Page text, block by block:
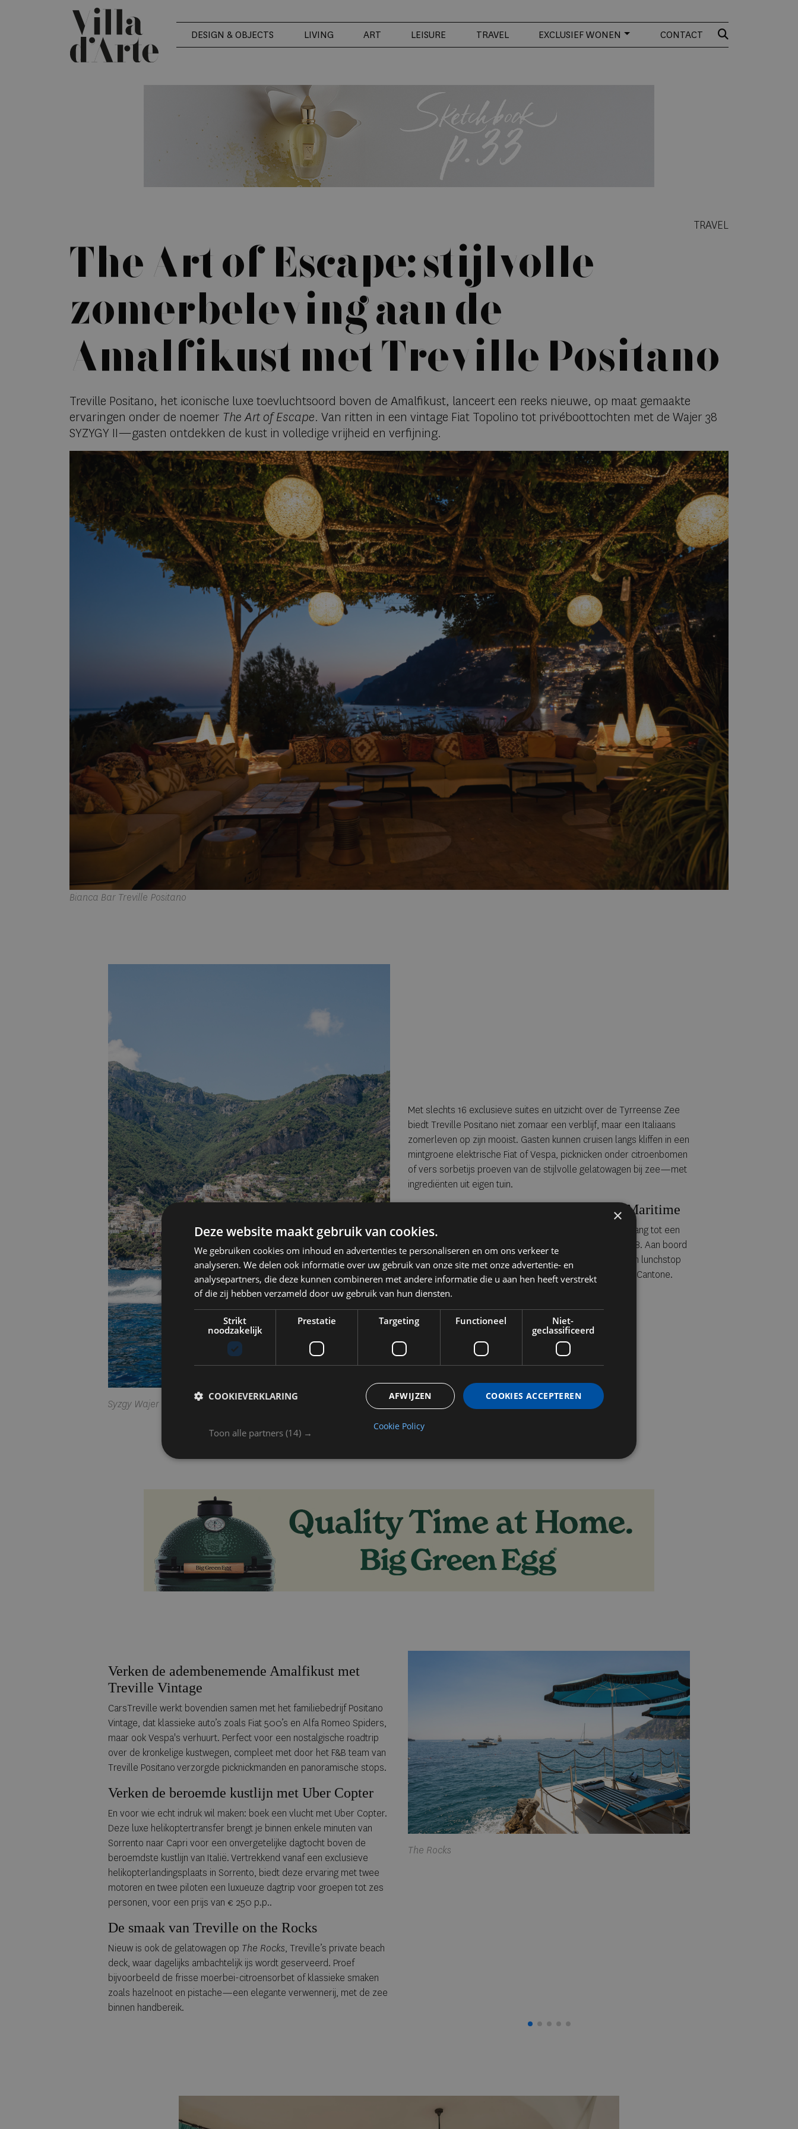
DESIGN & OBJECTS LIVING ART LEISURE TRAVEL EXCLUSIEF WONEN CONTACT
TRAVEL
The Art of Escape: stijlvolle
zomerbeleving aan de
Amalfikust met Treville Positano
Treville Positano, het iconische luxe toevluchtsoord boven de Amalfikust, lanceert een reeks nieuwe, op maat gemaakte
ervaringen onder de noemer The Art of Escape. Van ritten in een vintage Fiat Topolino tot privéboottochten met de Wajer 38
SYZYGY II—gasten ontdekken de kust in volledige vrijheid en verfijning.
Bianca Bar Treville Positano
Syzgy Wajer II
Terras van de Zeffirelli Suite
Met slechts 16 exclusieve suites en uitzicht over de Tyrreense Zee
biedt Treville Positano niet zomaar een verblijf, maar een Italiaans
zomerleven op zijn mooist. Gasten kunnen cruisen langs kliffen in een
mintgroene elektrische Fiat of Vespa, picknicken onder citroenbomen
of vers sorbetijs proeven van de stijlvolle gelatowagen bij zee—met
ingrediënten uit eigen tuin.
Maak de mooiste mijlen met Treville Maritime
Voor liefhebbers van varen biedt
toegang tot een
eigen vloot met o.a. de luxe Bluegame 62 en de Wajer 38. Aan boord
geniet je van zonnebaden, snorkelen, rosé op dek of een lunchstop
bij het legendarische restaurantLo Scoglioin Marina del Cantone.
Verken de adembenemende Amalfikust met
Treville Vintage
CarsTreville werkt bovendien samen met het familiebedrijf Positano
Vintage, dat klassieke auto’s zoals Fiat 500’s en Alfa Romeo Spiders,
maar ook Vespa's verhuurt. Perfect voor een nostalgische roadtrip
over de kronkelige kustwegen, compleet met door het F&B team van
Treville Positano verzorgde picknickmanden en panoramische stops.
Verken de beroemde kustlijn met Uber Copter
En voor wie echt indruk wil maken: boek een vlucht met Uber Copter.
Deze luxe helikoptertransfer brengt je binnen enkele minuten van
Sorrento naar Capri voor een onvergetelijke dagtocht boven de
beroemdste kustlijn van Italië. Vertrekkend vanaf een exclusieve
helikopterlandingsplaats in Sorrento, biedt deze ervaring met twee
motoren en twee piloten een luxueuze dagtrip voor groepen tot zes
personen, voor een prijs van € 250 p.p..
De smaak van Treville on the Rocks
Nieuw is ook de gelatowagen op The Rocks, Treville’s private beach
deck, waar dagelijks ambachtelijk ijs wordt geserveerd. Proef
bijvoorbeeld de frisse moerbei-citroensorbet of klassieke smaken
zoals hazelnoot en pistache—een elegante verwennerij, met de zee
binnen handbereik.
The Rocks
×
Deze website maakt gebruik van cookies.
We gebruiken cookies om inhoud en advertenties te personaliseren en om ons verkeer te
analyseren. We delen ook informatie over uw gebruik van onze site met onze advertentie- en
analysepartners, die deze kunnen combineren met andere informatie die u aan hen heeft verstrekt
of die zij hebben verzameld door uw gebruik van hun diensten.
Toon alle partners (14) →
Strikt
noodzakelijk
Prestatie Targeting Functioneel
Niet-
geclassificeerd
COOKIES ACCEPTEREN
AFWIJZEN
COOKIEVERKLARING
Cookie Policy